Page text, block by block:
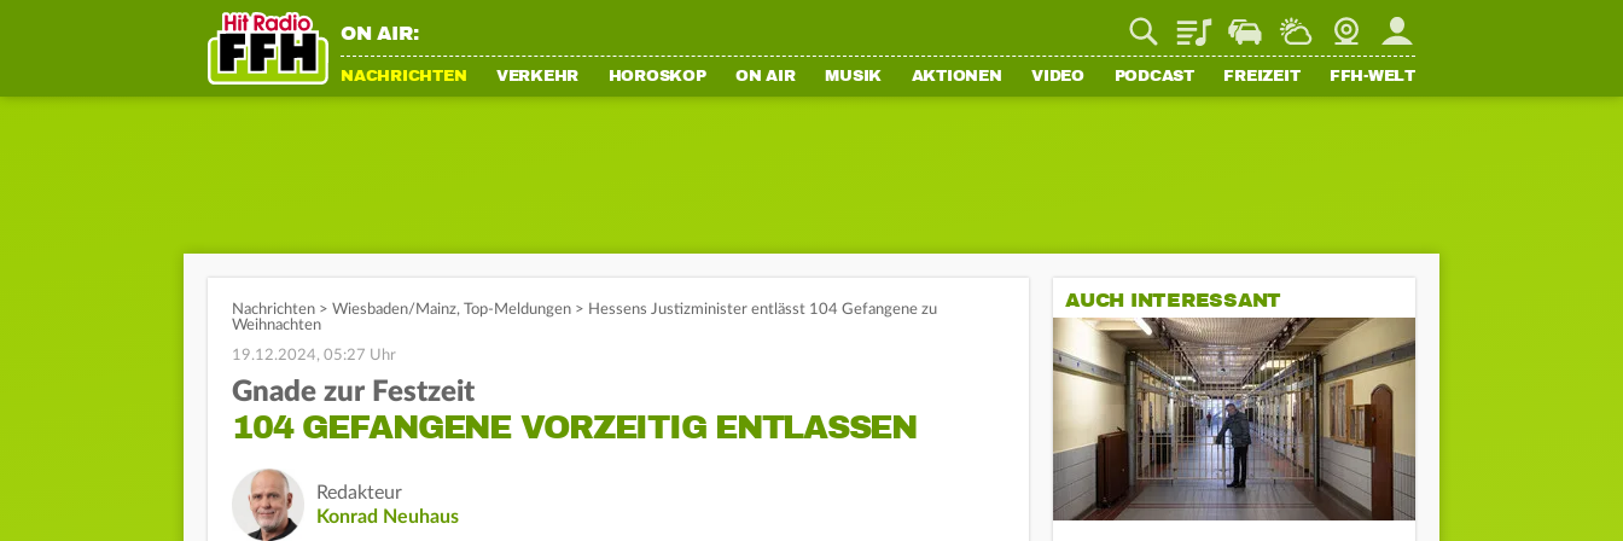
ON AIR: PlaylistStaupilotWetterWebcamMein FFH
NACHRICHTEN VERKEHR HOROSKOP ON AIR MUSIK AKTIONEN VIDEO PODCAST FREIZEIT FFH-WELT
Nachrichten > Wiesbaden/Mainz, Top-Meldungen > Hessens Justizminister entlässt 104 Gefangene zu
Weihnachten
19.12.2024, 05:27 Uhr
Gnade zur Festzeit
104 GEFANGENE VORZEITIG ENTLASSEN
Redakteur
Konrad Neuhaus
AUCH INTERESSANT